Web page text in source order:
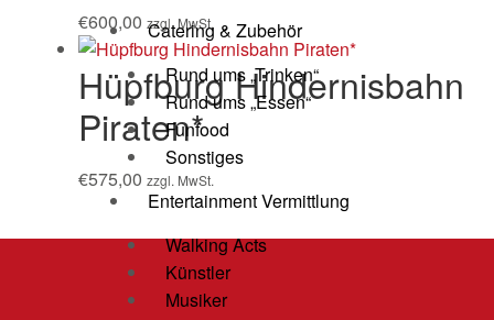
Catering & Zubehör
Rund ums „Trinken“
Rund ums „Essen“
Funfood
Sonstiges
Entertainment Vermittlung
Walking Acts
Künstler
Musiker
€600,00 zzgl. MwSt.
Hüpfburg Hindernisbahn
Piraten*
€575,00 zzgl. MwSt.